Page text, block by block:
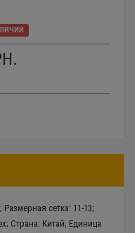
сетка: 11-13;
Страна: Китай; Единица